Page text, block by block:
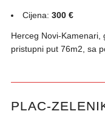
Cijena:300 €
Herceg Novi-Kamenari,
pristupni put 76m2, sa
PLAC-